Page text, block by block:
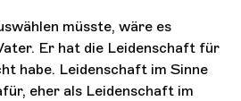
müsste, wäre es
Er hat die Leidenschaft für
habe. Leidenschaft im Sinne
eher als Leidenschaft im